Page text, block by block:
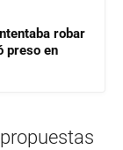
robar
preso en